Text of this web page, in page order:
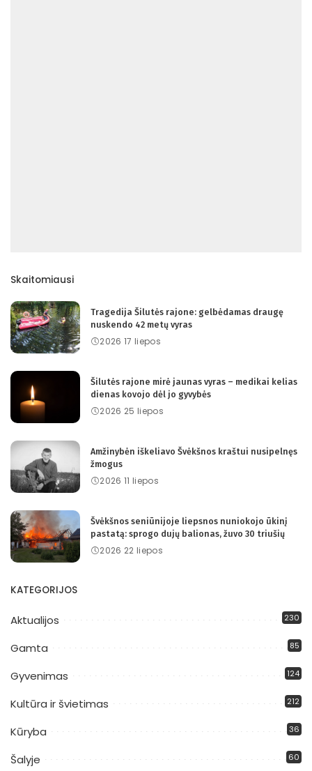
Skaitomiausi
Tragedija Šilutės rajone: gelbėdamas draugę
nuskendo 42 metų vyras
2026 17 liepos
Šilutės rajone mirė jaunas vyras – medikai kelias
dienas kovojo dėl jo gyvybės
2026 25 liepos
Amžinybėn iškeliavo Švėkšnos kraštui nusipelnęs
žmogus
2026 11 liepos
Švėkšnos seniūnijoje liepsnos nuniokojo ūkinį
pastatą: sprogo dujų balionas, žuvo 30 triušių
2026 22 liepos
KATEGORIJOS
Aktualijos 230
Gamta 85
Gyvenimas 124
Kultūra ir švietimas 212
Kūryba 36
Šalyje 60